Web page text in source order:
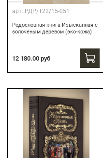
арт. РДР/Т22/15-051
Родословная книга Изысканная с
золоченым деревом (эко-кожа)
12 180.00 руб